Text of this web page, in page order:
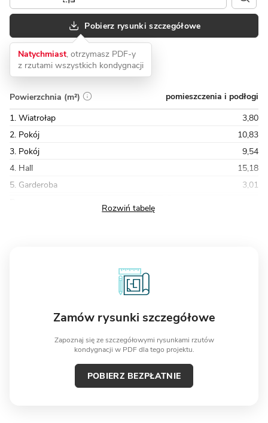
Pobierz rysunki szczegółowe
Natychmiast, otrzymasz PDF-y
z rzutami wszystkich kondygnacji
Powierzchnia (m²)
pomieszczenia i podłogi
1. Wiatrołap
3,80
2. Pokój
10,83
3. Pokój
9,54
4. Hall
15,18
5. Garderoba
3,01
Zamów rysunki szczegółowe
Zapoznaj się ze szczegółowymi rysunkami rzutów
kondygnacji w PDF dla tego projektu.
POBIERZ BEZPŁATNIE